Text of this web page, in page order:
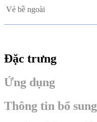
Vẻ bề ngoài
Đặc trưng
Ứng dụng
Thông tin bổ sung